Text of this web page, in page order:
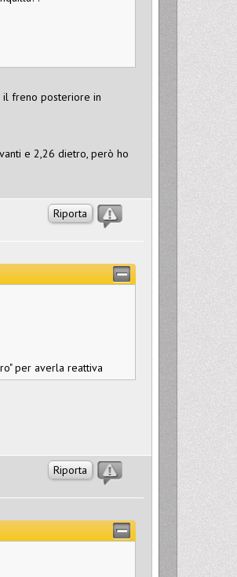
freno posteriore in
e 2,26 dietro, però ho
Riporta
per averla reattiva
Riporta